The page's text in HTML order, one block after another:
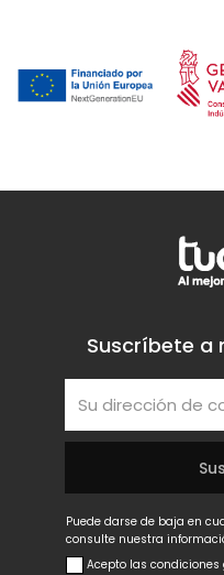
Suscríbete a
Puede darse de baja en
consulte nuestra
Acepto las